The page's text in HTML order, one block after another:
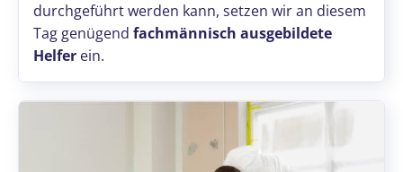
durchgeführt werden kann, setzen wir an diesem
Tag genügend fachmännisch ausgebildete
Helfer ein.